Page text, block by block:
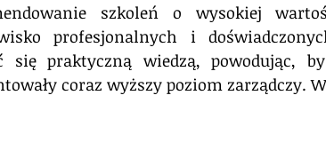
szkoleń o wysokiej
profesjonalnych i
się praktyczną wiedzą, powodując,
coraz wyższy poziom zarządczy.